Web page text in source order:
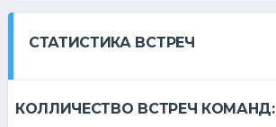
СТАТИСТИКА ВСТРЕЧ
КОЛЛИЧЕСТВО ВСТРЕЧ КОМАНД: